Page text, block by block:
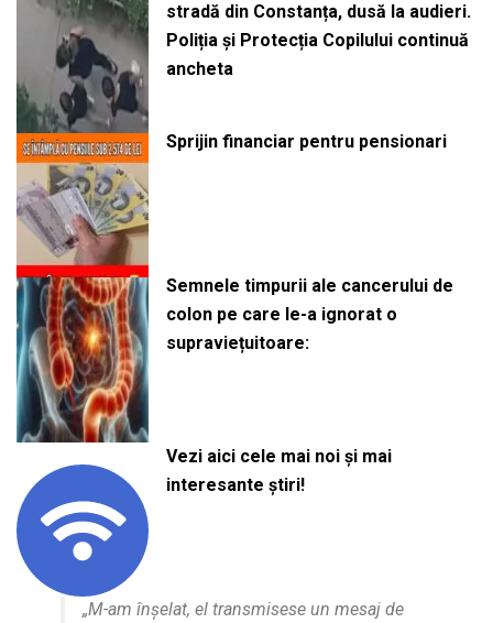
stradă din Constanța, dusă la audieri.
Poliția și Protecția Copilului continuă
ancheta
Sprijin financiar pentru pensionari
Semnele timpurii ale cancerului de
colon pe care le-a ignorat o
supraviețuitoare:
Vezi aici cele mai noi și mai
interesante știri!
„M-am înșelat, el transmisese un mesaj de